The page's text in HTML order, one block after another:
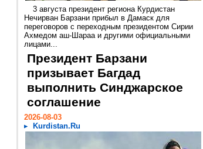
3 августа президент региона Курдистан
Нечирван Барзани прибыл в Дамаск для
переговоров с переходным президентом Сирии
Ахмедом аш-Шараа и другими официальными
лицами...
Президент Барзани
призывает Багдад
выполнить Синджарское
соглашение
2026-08-03
Kurdistan.Ru